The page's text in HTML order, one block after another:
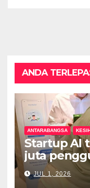
ANDA
ANTARABANGSA
Startup AI
juta
kesihatan
dalam
JUL 1, 2026